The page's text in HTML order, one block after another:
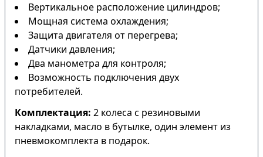
Вертикальное расположение цилиндров;
Мощная система охлаждения;
Защита двигателя от перегрева;
Датчики давления;
Два манометра для контроля;
Возможность подключения двух
потребителей.
Комплектация: 2 колеса с резиновыми
накладками, масло в бутылке, один элемент из
пневмокомплекта в подарок.